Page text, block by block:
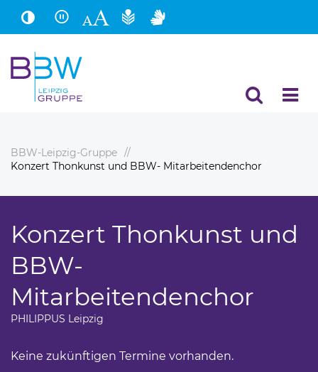
Hauptinhalt
Fußbereich
BBW-Leipzig-Gruppe
Konzert Thonkunst und BBW- Mitarbeitendenchor
Konzert Thonkunst und
BBW-
Mitarbeitendenchor
PHILIPPUS Leipzig
Keine zukünftigen Termine vorhanden.